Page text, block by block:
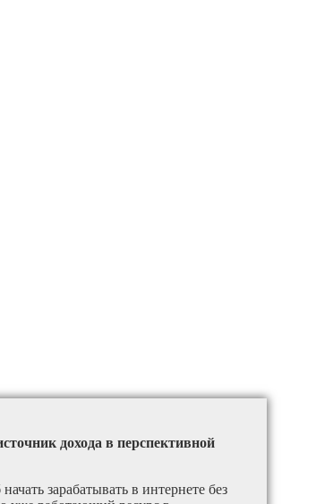
дохода в перспективной
зарабатывать в интернете без